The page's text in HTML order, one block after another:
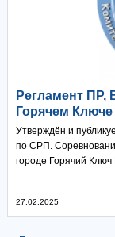
Регламент
Горячем Ключе
Утверждён и
по СРП.
городе Горячий Ключ
27.02.2025